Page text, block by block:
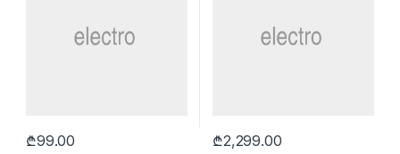
₾99.00 ₾2,299.00